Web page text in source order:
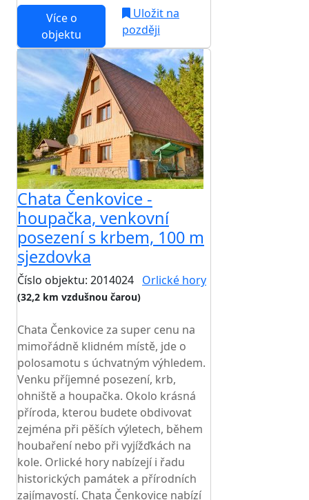
Více o
objektu
Uložit na
později
Chata Čenkovice -
houpačka, venkovní
posezení s krbem, 100 m
sjezdovka
Číslo objektu: 2014024 Orlické hory
(32,2 km vzdušnou čarou)
Chata Čenkovice za super cenu na
mimořádně klidném místě, jde o
polosamotu s úchvatným výhledem.
Venku příjemné posezení, krb,
ohniště a houpačka. Okolo krásná
příroda, kterou budete obdivovat
zejména při pěších výletech, během
houbaření nebo při vyjížďkách na
kole. Orlické hory nabízejí i řadu
historických památek a přírodních
zajímavostí. Chata Čenkovice nabízí